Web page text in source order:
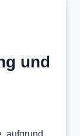
und
aufgrund